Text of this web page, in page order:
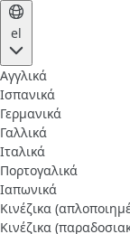
el
Αγγλικά
Ισπανικά
Γερμανικά
Γαλλικά
Ιταλικά
Πορτογαλικά
Ιαπωνικά
Κινέζικα
Κινέζικα